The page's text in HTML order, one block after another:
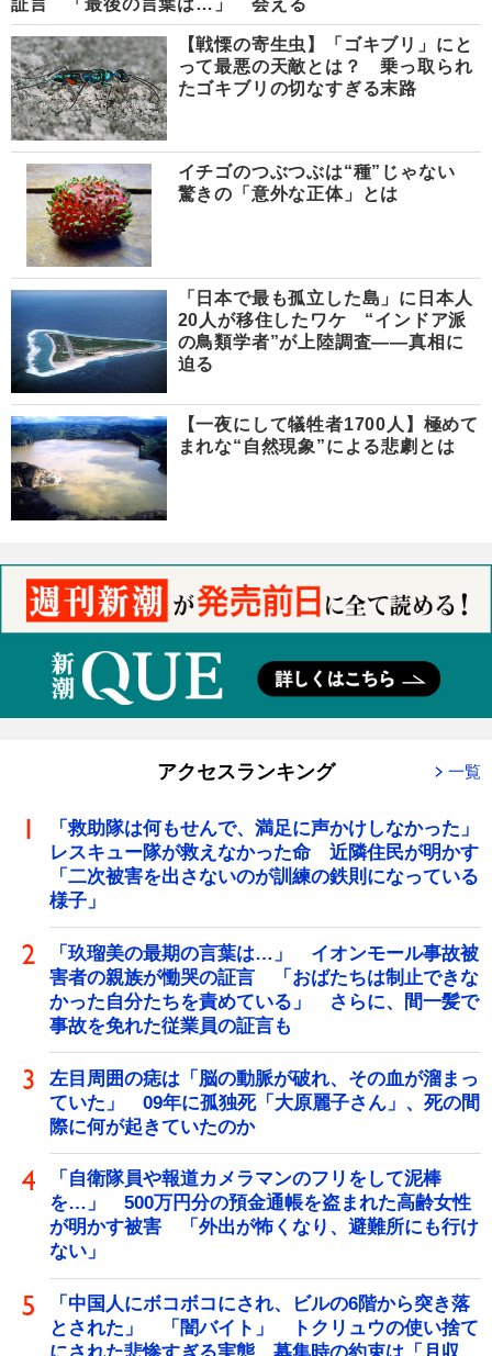
証言 「最後の言葉は…」
会える
【戦慄の寄生虫】「ゴキブリ」にと
って最悪の天敵とは？ 乗っ取られ
たゴキブリの切なすぎる末路
イチゴのつぶつぶは“種”じゃない
驚きの「意外な正体」とは
「日本で最も孤立した島」に日本人
20人が移住したワケ “インドア派
の鳥類学者”が上陸調査――真相に
迫る
【一夜にして犠牲者1700人】極めて
まれな“自然現象”による悲劇とは
アクセスランキング 一覧
「救助隊は何もせんで、満足に声かけしなかった」
レスキュー隊が救えなかった命 近隣住民が明かす
「二次被害を出さないのが訓練の鉄則になっている
様子」
「玖瑠美の最期の言葉は…」 イオンモール事故被
害者の親族が慟哭の証言 「おばたちは制止できな
かった自分たちを責めている」 さらに、間一髪で
事故を免れた従業員の証言も
左目周囲の痣は「脳の動脈が破れ、その血が溜まっ
ていた」 09年に孤独死「大原麗子さん」、死の間
際に何が起きていたのか
「自衛隊員や報道カメラマンのフリをして泥棒
を…」 500万円分の預金通帳を盗まれた高齢女性
が明かす被害 「外出が怖くなり、避難所にも行け
ない」
「中国人にボコボコにされ、ビルの6階から突き落
とされた」 「闇バイト」 トクリュウの使い捨て